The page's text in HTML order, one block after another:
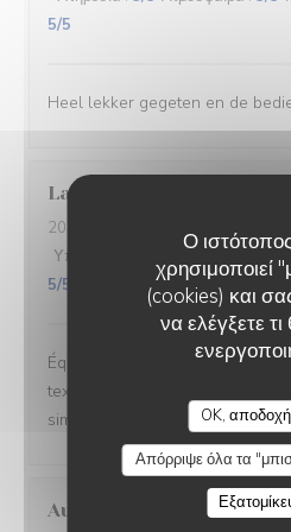
Ο
χρησιμοποιεί
(cookies) και
να ελέγξετε
OK,
Απόρριψε όλα τα
5/5
Heel lekker gegeten en de
Laure
2026-06-26
- 20:30 - καλεσμένοι 2
Υπηρεσία
/5
5/5
Équilibre des goûts, hardiesse
textures. Le bel ami, c’est du
simplicité. On ne peut pas rêver
Aurélien